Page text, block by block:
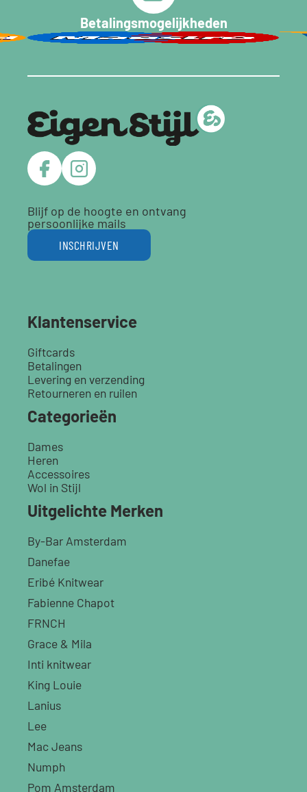
Betalingsmogelijkheden
Blijf op de hoogte en ontvang
persoonlijke mails
INSCHRIJVEN
Klantenservice
Giftcards
Betalingen
Levering en verzending
Retourneren en ruilen
Categorieën
Dames
Heren
Accessoires
Wol in Stijl
Uitgelichte Merken
By-Bar Amsterdam
Danefae
Eribé Knitwear
Fabienne Chapot
FRNCH
Grace & Mila
Inti knitwear
King Louie
Lanius
Lee
Mac Jeans
Numph
Pom Amsterdam